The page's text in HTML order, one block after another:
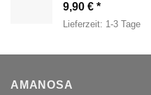
9,90 €
Lieferzeit: 1-3 Tage
AMANOSA